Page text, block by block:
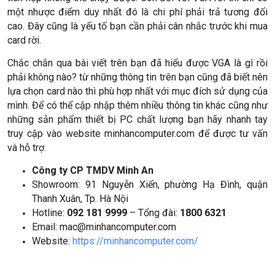
một nhược điểm duy nhất đó là chi phí phải trả tương đối
cao. Đây cũng là yếu tố bạn cần phải cân nhắc trước khi mua
card rời.
Chắc chắn qua bài viết trên bạn đã hiểu được VGA là gì rồi
phải không nào? từ những thông tin trên bạn cũng đã biết nên
lựa chọn card nào thì phù hợp nhất với mục đích sử dụng của
mình. Để có thể cập nhập thêm nhiều thông tin khác cũng như
những sản phẩm thiết bị PC chất lượng bạn hãy nhanh tay
truy cập vào website minhancomputer.com để được tư vấn
và hỗ trợ.
Công ty CP TMDV Minh An
Showroom: 91 Nguyễn Xiển, phường Hạ Đình, quận
Thanh Xuân, Tp. Hà Nội
Hotline: 092 181 9999 – Tổng đài: 1800 6321
Email: mac@minhancomputer.com
Website: https://minhancomputer.com/